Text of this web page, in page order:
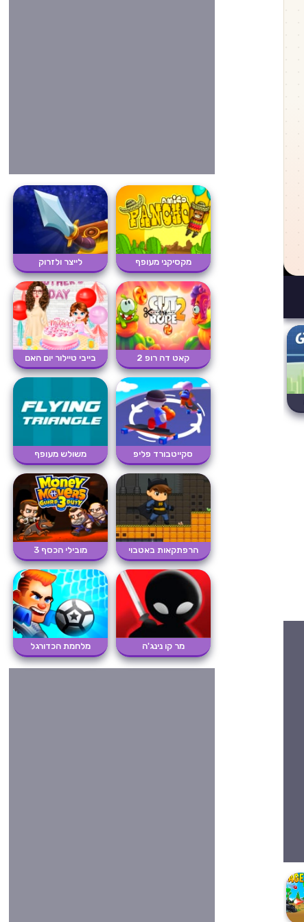
מקסיקני מעופף לייצר ולזרוק
קאט דה רופ 2 בייבי טיילור יום האם
סקייטבורד פליפ משולש מעופף
הרפתקאות באטבוי מובילי הכסף 3
מר קו נינג'ה מלחמת הכדורגל